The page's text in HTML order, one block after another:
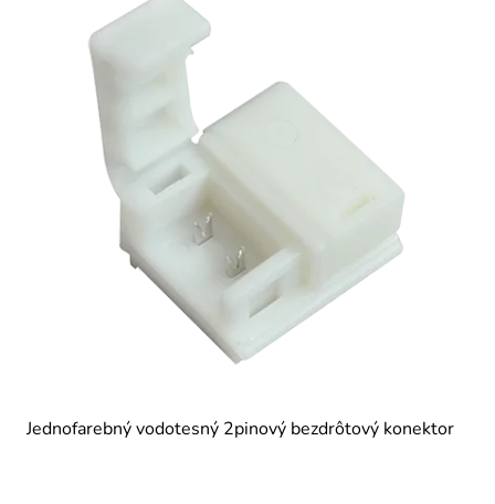
Jednofarebný vodotesný 2pinový bezdrôtový konektor